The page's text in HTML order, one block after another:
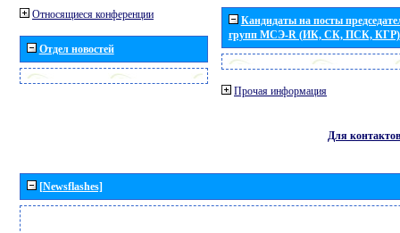
Относящиеся конференции
Отдел новостей
Кандидаты на посты
групп МСЭ-R (ИК, СК, ПСК, КГР)
Прочая информация
Для контактов
[Newsflashes]